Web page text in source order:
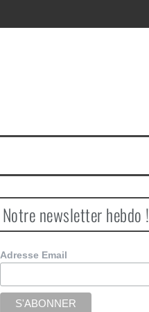
Notre newsletter hebdo !
Adresse Email